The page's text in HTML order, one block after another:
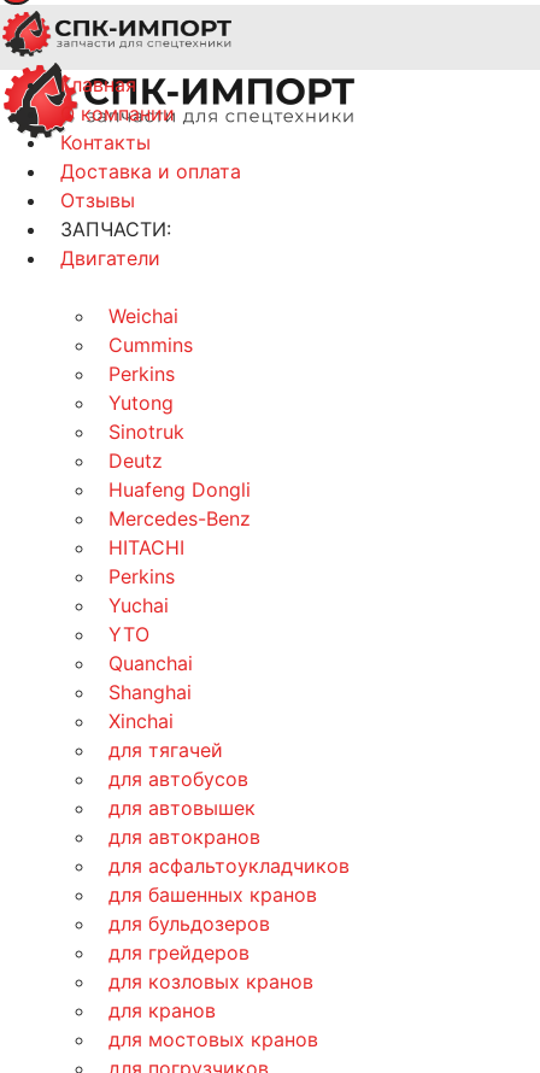
Главная
О компании
Контакты
Доставка и оплата
Отзывы
ЗАПЧАСТИ:
Двигатели
Weichai
Cummins
Perkins
Yutong
Sinotruk
Deutz
Huafeng Dongli
Mercedes-Benz
HITACHI
Perkins
Yuchai
YTO
Quanchai
Shanghai
Xinchai
для тягачей
для автобусов
для автовышек
для автокранов
для асфальтоукладчиков
для башенных кранов
для бульдозеров
для грейдеров
для козловых кранов
для кранов
для мостовых кранов
для погрузчиков